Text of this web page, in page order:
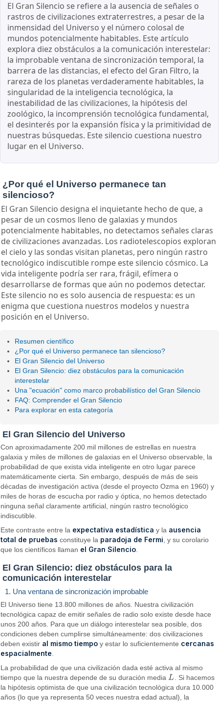
El Gran Silencio se refiere a la ausencia de señales o
rastros de civilizaciones extraterrestres, a pesar de la
inmensidad del Universo y el número colosal de
mundos potencialmente habitables. Este artículo
explora diez obstáculos a la comunicación interestelar:
la improbable ventana de sincronización temporal, la
barrera de las distancias, el efecto del Gran Filtro, la
rareza de los planetas verdaderamente habitables, la
singularidad de la inteligencia tecnológica, la
inestabilidad de las civilizaciones, la hipótesis del
zoológico, la incomprensión tecnológica fundamental,
el desinterés por la expansión física y la primitividad de
nuestras búsquedas. Este silencio cuestiona nuestro
lugar en el Universo.
¿Por qué el Universo permanece tan
silencioso?
El Gran Silencio designa el inquietante hecho de que, a
pesar de un cosmos lleno de galaxias y mundos
potencialmente habitables, no detectamos señales claras
de civilizaciones avanzadas. Los radiotelescopios exploran
el cielo y las sondas visitan planetas, pero ningún rastro
tecnológico indiscutible rompe este silencio cósmico. La
vida inteligente podría ser rara, frágil, efímera o
desarrollarse de formas que aún no podemos detectar.
Este silencio no es solo ausencia de respuesta: es un
enigma que cuestiona nuestros modelos y nuestra
posición en el Universo.
Resumen científico
¿Por qué el Universo permanece tan silencioso?
El Gran Silencio del Universo
El Gran Silencio: diez obstáculos para la comunicación
interestelar
Una "ecuación" como marco probabilístico del Gran Silencio
FAQ: Comprender el Gran Silencio
Para explorar en esta categoría
El Gran Silencio del Universo
Con aproximadamente 200 mil millones de estrellas en nuestra
galaxia y miles de millones de galaxias en el Universo observable, la
probabilidad de que exista vida inteligente en otro lugar parece
matemáticamente cierta. Sin embargo, después de más de seis
décadas de investigación activa (desde el proyecto Ozma en 1960) y
miles de horas de escucha por radio y óptica, no hemos detectado
ninguna señal claramente artificial, ningún rastro tecnológico
indiscutible.
Este contraste entre la expectativa estadística y la ausencia
total de pruebas constituye la paradoja de Fermi , y su corolario
que los científicos llaman el Gran Silencio
El Gran Silencio: diez obstáculos para la
comunicación interestelar
1. Una ventana de sincronización improbable
El Universo tiene 13.800 millones de años. Nuestra civilización
tecnológica capaz de emitir señales de radio solo existe desde hace
unos 200 años. Para que un diálogo interestelar sea posible, dos
condiciones deben cumplirse simultáneamente: dos civilizaciones
deben existir al mismo tiempo y estar lo suficientemente cercanas
espacialmente
La probabilidad de que una civilización dada esté activa al mismo
tiempo que la nuestra depende de su duración media L
L
. Si hacemos
la hipótesis optimista de que una civilización tecnológica dura 10.000
años (lo que ya representa 50 veces nuestra edad actual), la